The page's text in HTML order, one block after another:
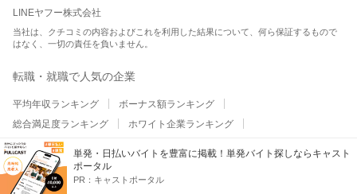
単発・日払いバイトを豊富に掲載！単発バイト探しならキャスト
ポータル
PR： キャストポータル
LINEヤフー株式会社
当社は、クチコミの内容およびこれを利用した結果について、何ら保証するもので
はなく、一切の責任を負いません。
転職・就職で人気の企業
平均年収ランキング
ボーナス額ランキング
総合満足度ランキング
ホワイト企業ランキング
ワークライフバランスランキング
平均残業時間ランキング
給与・昇給・福利厚生ランキング